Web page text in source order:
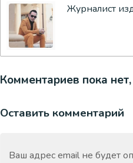
Журналист
Комментариев пока
Оставить комментарий
Ваш адрес email не будет